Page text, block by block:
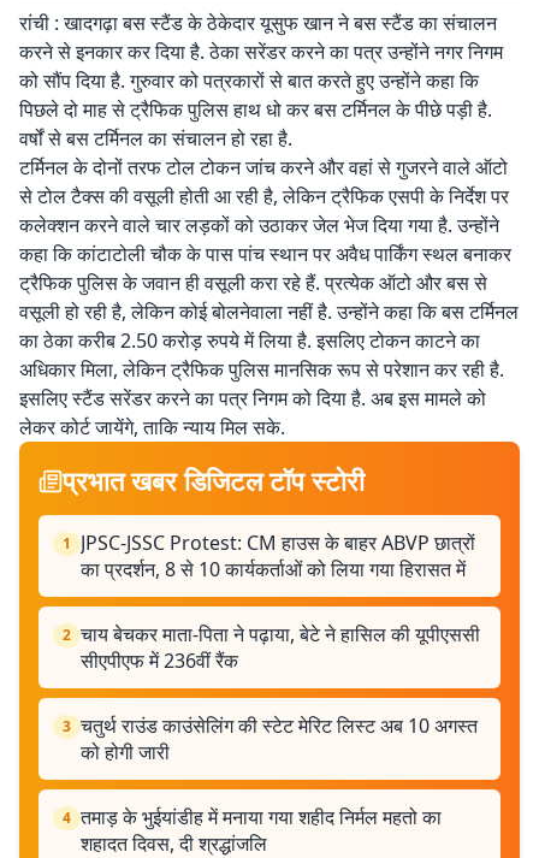
रांची : खादगढ़ा बस स्टैंड के ठेकेदार यूसुफ खान ने बस स्टैंड का संचालन
करने से इनकार कर दिया है. ठेका सरेंडर करने का पत्र उन्होंने नगर निगम
को सौंप दिया है. गुरुवार को पत्रकारों से बात करते हुए उन्होंने कहा कि
पिछले दो माह से ट्रैफिक पुलिस हाथ धो कर बस टर्मिनल के पीछे पड़ी है.
वर्षों से बस टर्मिनल का संचालन हो रहा है.
टर्मिनल के दोनों तरफ टोल टोकन जांच करने और वहां से गुजरने वाले ऑटो
से टोल टैक्स की वसूली होती आ रही है, लेकिन ट्रैफिक एसपी के निर्देश पर
कलेक्शन करने वाले चार लड़कों को उठाकर जेल भेज दिया गया है. उन्होंने
कहा कि कांटाटोली चौक के पास पांच स्थान पर अवैध पार्किंग स्थल बनाकर
ट्रैफिक पुलिस के जवान ही वसूली करा रहे हैं. प्रत्येक ऑटो और बस से
वसूली हो रही है, लेकिन कोई बोलनेवाला नहीं है. उन्होंने कहा कि बस टर्मिनल
का ठेका करीब 2.50 करोड़ रुपये में लिया है. इसलिए टोकन काटने का
अधिकार मिला, लेकिन ट्रैफिक पुलिस मानसिक रूप से परेशान कर रही है.
इसलिए स्टैंड सरेंडर करने का पत्र निगम को दिया है. अब इस मामले को
लेकर कोर्ट जायेंगे, ताकि न्याय मिल सके.
प्रभात खबर डिजिटल टॉप स्टोरी
1
JPSC-JSSC Protest: CM हाउस के बाहर ABVP छात्रों
का प्रदर्शन, 8 से 10 कार्यकर्ताओं को लिया गया हिरासत में
2 चाय बेचकर माता-पिता ने पढ़ाया, बेटे ने हासिल की यूपीएससी
सीएपीएफ में 236वीं रैंक
3 चतुर्थ राउंड काउंसेलिंग की स्टेट मेरिट लिस्ट अब 10 अगस्त
को होगी जारी
4 तमाड़ के भुईयांडीह में मनाया गया शहीद निर्मल महतो का
शहादत दिवस, दी श्रद्धांजलि